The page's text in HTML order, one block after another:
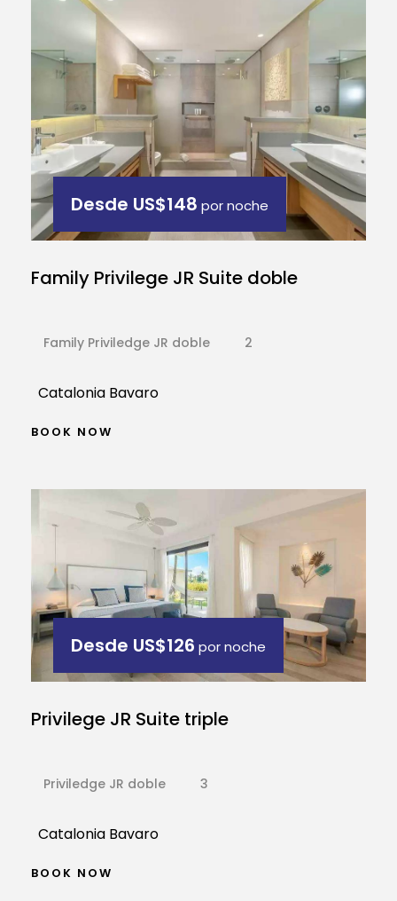
Desde US$148 por noche
Family Privilege JR Suite doble
Family Priviledge JR doble 2
Catalonia Bavaro
BOOK NOW
Desde US$126 por noche
Privilege JR Suite triple
Priviledge JR doble 3
Catalonia Bavaro
BOOK NOW